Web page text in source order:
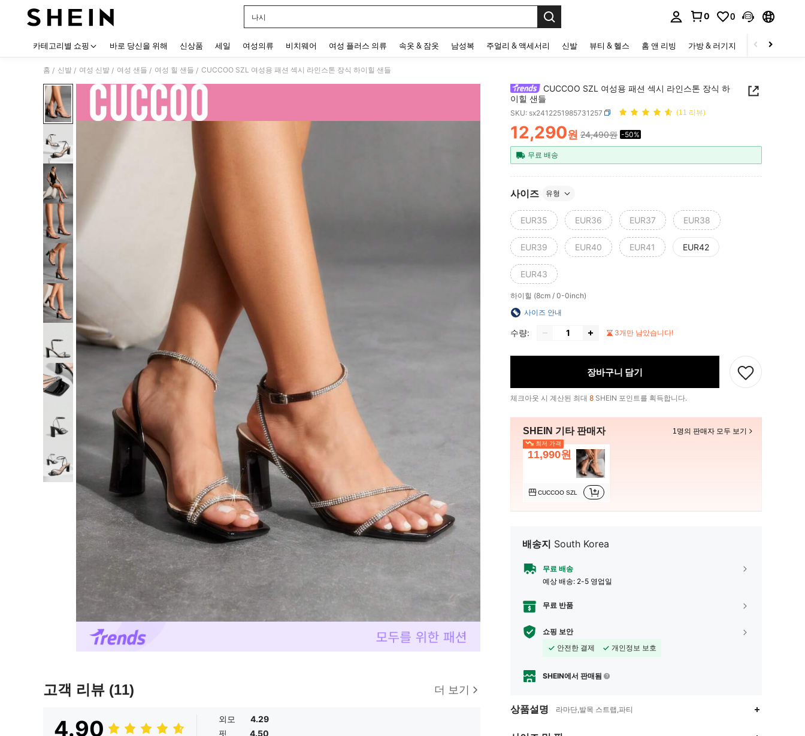
나시
0 0
카테고리별 쇼핑 바로 당신을 위해 신상품 세일 여성의류 비치웨어 여성 플러스 의류 속옷 & 잠옷 남성복 주얼리 & 액세서리 신발 뷰티 & 헬스 홈 앤 리빙 가방 & 러기지 스포츠 & 아웃
홈 / 신발 / 여성 신발 / 여성 샌들 / 여성 힐 샌들 / CUCCOO SZL 여성용 패션 섹시 라인스톤 장식 하이힐 샌들
고객 리뷰 (11) 더 보기
4.90 외모
4.29
핏
4.50
CUCCOO SZL 여성용 패션 섹시 라인스톤 장식 하
이힐 샌들
SKU: sx2412251985731257 (11 리뷰)
PRICE AND AVAILABILITY
12,290원 24,490원 -50%
무료 배송
사이즈 유형
EUR35 EUR36 EUR37 EUR38
EUR39 EUR40 EUR41 EUR42
EUR43
하이힐 (8cm / 0-0inch)
사이즈 안내
수량: 3개만 남았습니다!
장바구니 담기
체크아웃 시 계산된 최대 8 SHEIN 포인트를 획득합니다.
SHEIN 기타 판매자 1명의 판매자 모두 보기
최저 가격
11,990원
CUCCOO SZL
배송지 South Korea
무료 배송
예상 배송: 2-5 영업일
무료 반품
쇼핑 보안
안전한 결제
개인정보 보호
SHEIN에서 판매됨
상품설명 라마단,발목 스트랩,파티